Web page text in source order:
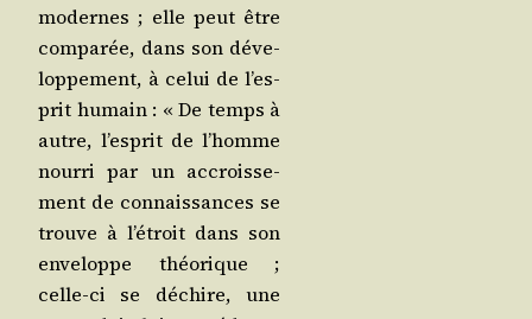
modernes ; elle peut être
com­pa­rée, dans son déve­
lop­pe­ment, à celui de l’es­
prit humain : « De temps à
autre, l’es­prit de l’homme
nour­ri par un accrois­se­
ment de connais­sances se
trouve à l’é­troit dans son
enve­loppe théo­rique ;
celle-ci se déchire, une